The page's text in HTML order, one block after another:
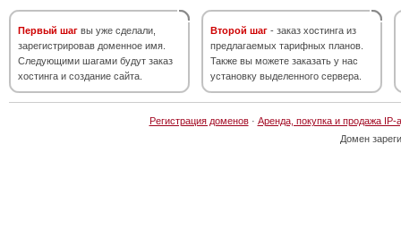
Первый шаг вы уже сделали,
зарегистрировав доменное имя.
Следующими шагами будут заказ
хостинга и создание сайта.
Второй шаг - заказ хостинга из
предлагаемых тарифных планов.
Также вы можете заказать у нас
установку выделенного сервера.
Регистрация доменов· Аренда, покупка и продажа IP-
Домен